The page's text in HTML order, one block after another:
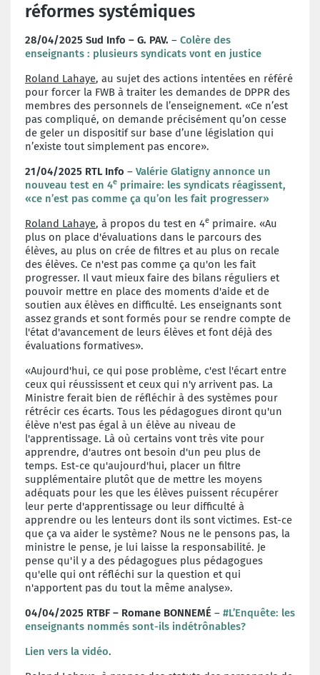
réformes systémiques
28/04/2025 Sud Info – G. PAV. – Colère des
enseignants : plusieurs syndicats vont en justice
Roland Lahaye, au sujet des actions intentées en référé
pour forcer la FWB à traiter les demandes de DPPR des
membres des personnels de l’enseignement. «Ce n’est
pas compliqué, on demande précisément qu’on cesse
de geler un dispositif sur base d’une législation qui
n’existe tout simplement pas encore».
21/04/2025 RTL Info – Valérie Glatigny annonce un
nouveau test en 4e primaire: les syndicats réagissent,
«ce n’est pas comme ça qu’on les fait progresser»
Roland Lahaye, à propos du test en 4e primaire. «Au
plus on place d'évaluations dans le parcours des
élèves, au plus on crée de filtres et au plus on recale
des élèves. Ce n'est pas comme ça qu'on les fait
progresser. Il vaut mieux faire des bilans réguliers et
pouvoir mettre en place des moments d'aide et de
soutien aux élèves en difficulté. Les enseignants sont
assez grands et sont formés pour se rendre compte de
l'état d'avancement de leurs élèves et font déjà des
évaluations formatives».
«Aujourd'hui, ce qui pose problème, c'est l'écart entre
ceux qui réussissent et ceux qui n'y arrivent pas. La
Ministre ferait bien de réfléchir à des systèmes pour
rétrécir ces écarts. Tous les pédagogues diront qu'un
élève n'est pas égal à un élève au niveau de
l'apprentissage. Là où certains vont très vite pour
apprendre, d'autres ont besoin d'un peu plus de
temps. Est-ce qu'aujourd'hui, placer un filtre
supplémentaire plutôt que de mettre les moyens
adéquats pour les que les élèves puissent récupérer
leur perte d'apprentissage ou leur difficulté à
apprendre ou les lenteurs dont ils sont victimes. Est-ce
que ça va aider le système? Nous ne le pensons pas, la
ministre le pense, je lui laisse la responsabilité. Je
pense qu'il y a des pédagogues plus pédagogues
qu'elle qui ont réfléchi sur la question et qui
n'apportent pas du tout la même analyse».
04/04/2025 RTBF – Romane BONNEMÉ – #L’Enquête: les
enseignants nommés sont-ils indétrônables?
Lien vers la vidéo.